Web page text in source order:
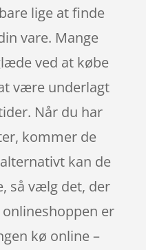
lige at finde
vare. Mange
ved at købe
være underlagt
Når du har
kommer de
kan de
så vælg det, der
er
kø online –